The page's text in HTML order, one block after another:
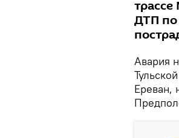
ДТП по
Авария
Ереван,